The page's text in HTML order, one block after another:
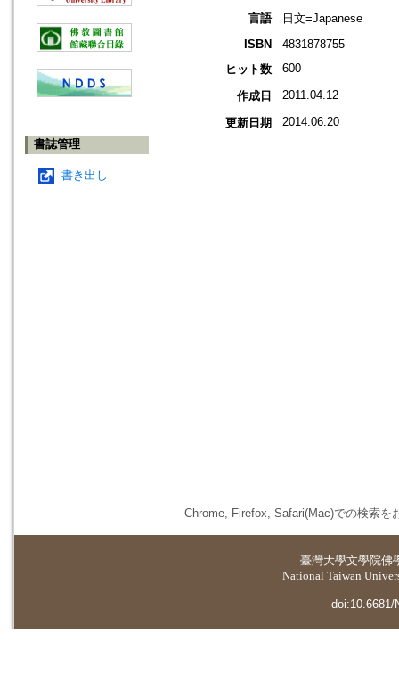
書誌管理
書き出し
言語
日文=Japanese
ISBN
4831878755
ヒット数
600
作成日 2011.04.12
更新日期 2014.06.20
Chrome, Firefox, Safari(Mac)での検索を
臺灣大學文學院佛
National Taiwan
doi:10.6681/